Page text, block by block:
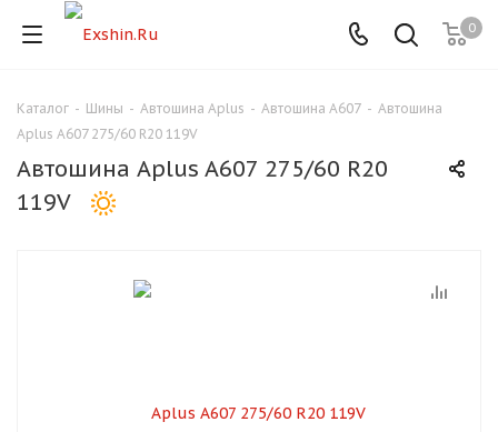
0
Каталог - Шины - Автошина Aplus - Автошина A607 - Автошина
Aplus A607 275/60 R20 119V
Автошина Aplus A607 275/60 R20
119V
Для клиентов всех банков
Разбейте
оплату